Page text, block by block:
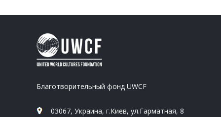
Благотворительный фонд UWCF
03067, Украина, г.Киев, ул.Гарматная, 8